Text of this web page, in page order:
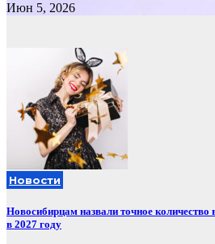
Июн 5, 2026
Новости
Новосибирцам назвали точное
в 2027 году